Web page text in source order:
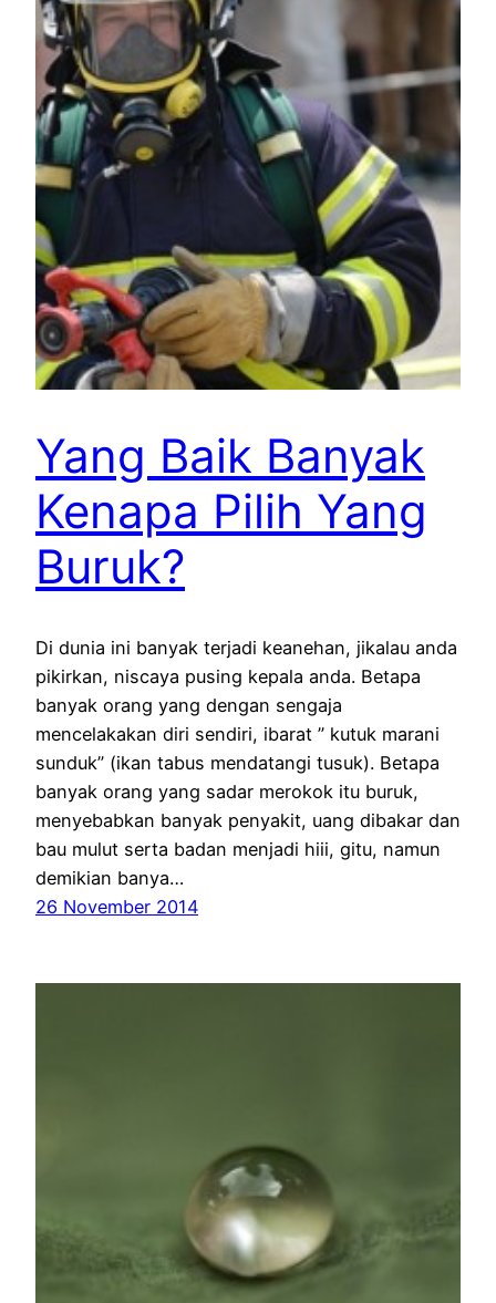
Yang Baik Banyak
Kenapa Pilih Yang
Buruk?
Di dunia ini banyak terjadi keanehan, jikalau anda
pikirkan, niscaya pusing kepala anda. Betapa
banyak orang yang dengan sengaja
mencelakakan diri sendiri, ibarat ” kutuk marani
sunduk” (ikan tabus mendatangi tusuk). Betapa
banyak orang yang sadar merokok itu buruk,
menyebabkan banyak penyakit, uang dibakar dan
bau mulut serta badan menjadi hiii, gitu, namun
demikian banya…
26 November 2014